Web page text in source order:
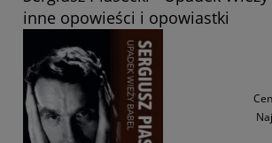
inne opowieści i opowiastki